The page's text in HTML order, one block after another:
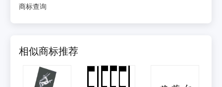
商标查询
相似商标推荐